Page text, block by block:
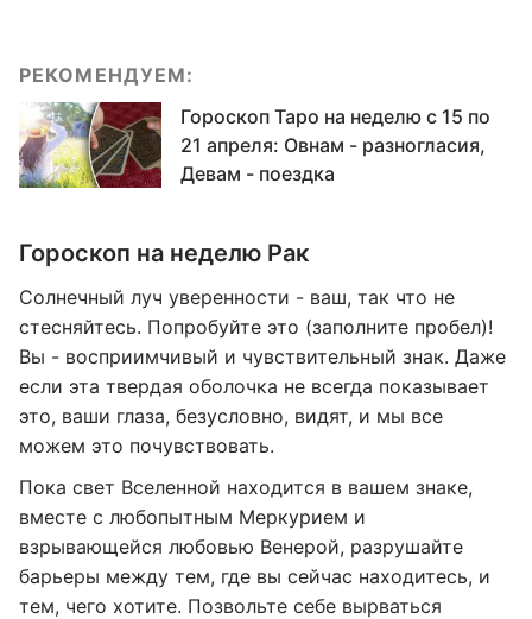
РЕКОМЕНДУЕМ:
Гороскоп Таро на неделю с 15 по
21 апреля: Овнам - разногласия,
Девам - поездка
Гороскоп на неделю Рак
Солнечный луч уверенности - ваш, так что не
стесняйтесь. Попробуйте это (заполните пробел)!
Вы - восприимчивый и чувствительный знак. Даже
если эта твердая оболочка не всегда показывает
это, ваши глаза, безусловно, видят, и мы все
можем это почувствовать.
Пока свет Вселенной находится в вашем знаке,
вместе с любопытным Меркурием и
взрывающейся любовью Венерой, разрушайте
барьеры между тем, где вы сейчас находитесь, и
тем, чего хотите. Позвольте себе вырваться